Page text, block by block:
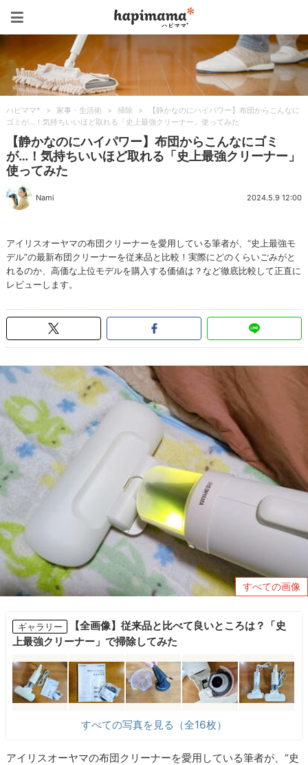
ハピママ* > 家事・生活術 > 掃除 >
【静かなのにハイパワー】布団からこんなに
ゴミが…！気持ちいいほど取れる「史上最強クリーナー」使ってみた
【静かなのにハイパワー】布団からこんなにゴミ
が…！気持ちいいほど取れる「史上最強クリーナー」
使ってみた
Nami 2024.5.9 12:00
アイリスオーヤマの布団クリーナーを愛用している筆者が、“史上最強モ
デル”の最新布団クリーナーを従来品と比較！実際にどのくらいごみがと
れるのか、高価な上位モデルを購入する価値は？など徹底比較して正直に
レビューします。
すべての画像
ギャラリー
【全画像】従来品と比べて良いところは？「史
上最強クリーナー」で掃除してみた
すべての写真を見る（全16枚）
アイリスオーヤマの布団クリーナーを愛用している筆者が、“史